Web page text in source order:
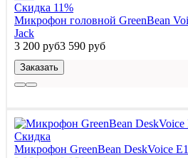
Скидка 11%
Микрофон головной GreenBean
Jack
3 200 руб3 590 руб
Заказать
Скидка
Микрофон GreenBean DeskVoice